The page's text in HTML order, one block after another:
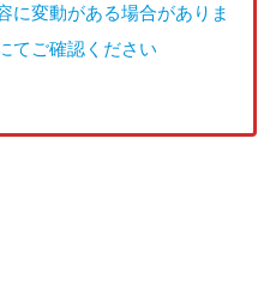
に変動がある場合がありま
てご確認ください